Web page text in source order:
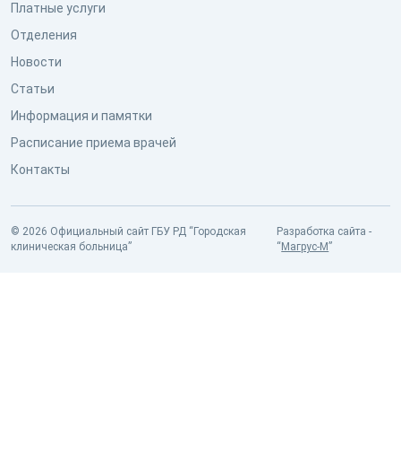
Платные услуги
Отделения
Новости
Статьи
Информация и памятки
Расписание приема врачей
Контакты
© 2026 Официальный сайт ГБУ РД “Городская
клиническая больница”
Разработка сайта -
“ Магрус-М”